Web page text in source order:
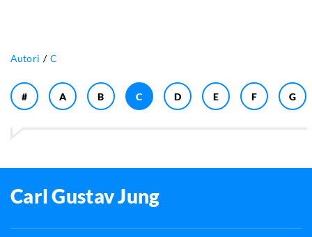
Autori C
# A B C D E F G
Carl Gustav Jung